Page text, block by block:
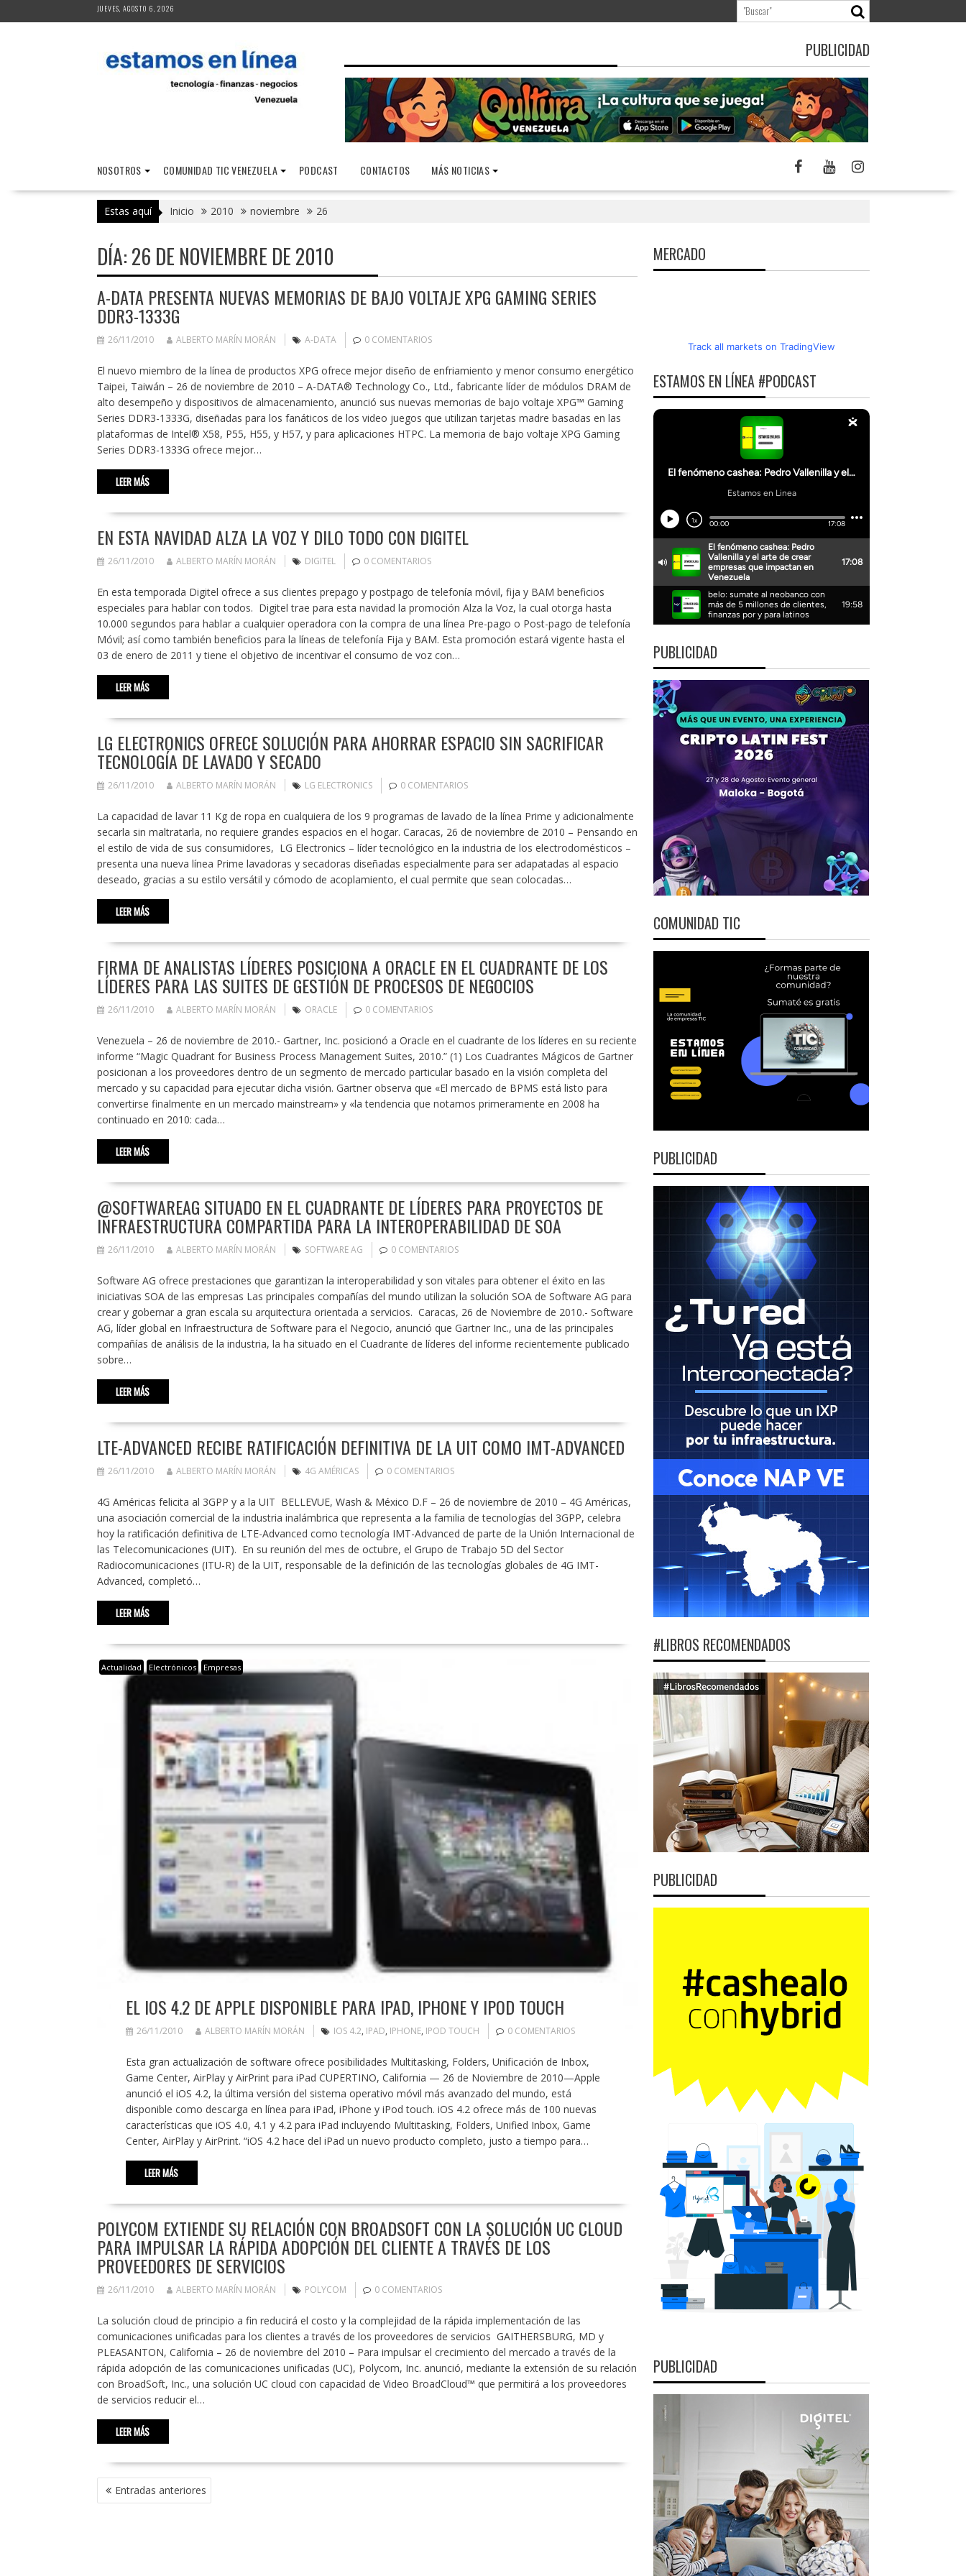
al
JUEVES, AGOSTO 6, 2026
PUBLICIDAD
NOSOTROS COMUNIDAD TIC VENEZUELA PODCAST CONTACTOS MÁS NOTICIAS
Estas aquí Inicio 2010 noviembre 26
DÍA:26 DE NOVIEMBRE DE 2010
A-DATA PRESENTA NUEVAS MEMORIAS DE BAJO VOLTAJE XPG GAMING SERIES
DDR3-1333G
26/11/2010 ALBERTO MARÍN MORÁN A-DATA 0 COMENTARIOS
El nuevo miembro de la línea de productos XPG ofrece mejor diseño de enfriamiento y menor consumo energético
Taipei, Taiwán – 26 de noviembre de 2010 – A-DATA® Technology Co., Ltd., fabricante líder de módulos DRAM de
alto desempeño y dispositivos de almacenamiento, anunció sus nuevas memorias de bajo voltaje XPG™ Gaming
Series DDR3-1333G, diseñadas para los fanáticos de los video juegos que utilizan tarjetas madre basadas en las
plataformas de Intel® X58, P55, H55, y H57, y para aplicaciones HTPC. La memoria de bajo voltaje XPG Gaming
Series DDR3-1333G ofrece mejor…
LEER MÁS
EN ESTA NAVIDAD ALZA LA VOZ Y DILO TODO CON DIGITEL
26/11/2010 ALBERTO MARÍN MORÁN DIGITEL 0 COMENTARIOS
En esta temporada Digitel ofrece a sus clientes prepago y postpago de telefonía móvil, fija y BAM beneficios
especiales para hablar con todos. Digitel trae para esta navidad la promoción Alza la Voz, la cual otorga hasta
10.000 segundos para hablar a cualquier operadora con la compra de una línea Pre-pago o Post-pago de telefonía
Móvil; así como también beneficios para la líneas de telefonía Fija y BAM. Esta promoción estará vigente hasta el
03 de enero de 2011 y tiene el objetivo de incentivar el consumo de voz con…
LEER MÁS
LG ELECTRONICS OFRECE SOLUCIÓN PARA AHORRAR ESPACIO SIN SACRIFICAR
TECNOLOGÍA DE LAVADO Y SECADO
26/11/2010 ALBERTO MARÍN MORÁN LG ELECTRONICS 0 COMENTARIOS
La capacidad de lavar 11 Kg de ropa en cualquiera de los 9 programas de lavado de la línea Prime y adicionalmente
secarla sin maltratarla, no requiere grandes espacios en el hogar. Caracas, 26 de noviembre de 2010 – Pensando en
el estilo de vida de sus consumidores, LG Electronics – líder tecnológico en la industria de los electrodomésticos –
presenta una nueva línea Prime lavadoras y secadoras diseñadas especialmente para ser adapatadas al espacio
deseado, gracias a su estilo versátil y cómodo de acoplamiento, el cual permite que sean colocadas…
LEER MÁS
FIRMA DE ANALISTAS LÍDERES POSICIONA A ORACLE EN EL CUADRANTE DE LOS
LÍDERES PARA LAS SUITES DE GESTIÓN DE PROCESOS DE NEGOCIOS
26/11/2010 ALBERTO MARÍN MORÁN ORACLE 0 COMENTARIOS
Venezuela – 26 de noviembre de 2010.- Gartner, Inc. posicionó a Oracle en el cuadrante de los líderes en su reciente
informe “Magic Quadrant for Business Process Management Suites, 2010.” (1) Los Cuadrantes Mágicos de Gartner
posicionan a los proveedores dentro de un segmento de mercado particular basado en la visión completa del
mercado y su capacidad para ejecutar dicha visión. Gartner observa que «El mercado de BPMS está listo para
convertirse finalmente en un mercado mainstream» y «la tendencia que notamos primeramente en 2008 ha
continuado en 2010: cada…
LEER MÁS
@SOFTWAREAG SITUADO EN EL CUADRANTE DE LÍDERES PARA PROYECTOS DE
INFRAESTRUCTURA COMPARTIDA PARA LA INTEROPERABILIDAD DE SOA
26/11/2010 ALBERTO MARÍN MORÁN SOFTWARE AG 0 COMENTARIOS
Software AG ofrece prestaciones que garantizan la interoperabilidad y son vitales para obtener el éxito en las
iniciativas SOA de las empresas Las principales compañías del mundo utilizan la solución SOA de Software AG para
crear y gobernar a gran escala su arquitectura orientada a servicios. Caracas, 26 de Noviembre de 2010.- Software
AG, líder global en Infraestructura de Software para el Negocio, anunció que Gartner Inc., una de las principales
compañías de análisis de la industria, la ha situado en el Cuadrante de líderes del informe recientemente publicado
sobre…
LEER MÁS
LTE-ADVANCED RECIBE RATIFICACIÓN DEFINITIVA DE LA UIT COMO IMT-ADVANCED
26/11/2010 ALBERTO MARÍN MORÁN 4G AMÉRICAS 0 COMENTARIOS
4G Américas felicita al 3GPP y a la UIT BELLEVUE, Wash & México D.F – 26 de noviembre de 2010 – 4G Américas,
una asociación comercial de la industria inalámbrica que representa a la familia de tecnologías del 3GPP, celebra
hoy la ratificación definitiva de LTE-Advanced como tecnología IMT-Advanced de parte de la Unión Internacional de
las Telecomunicaciones (UIT). En su reunión del mes de octubre, el Grupo de Trabajo 5D del Sector
Radiocomunicaciones (ITU-R) de la UIT, responsable de la definición de las tecnologías globales de 4G IMT-
Advanced, completó…
LEER MÁS
Actualidad Electrónicos Empresas
EL IOS 4.2 DE APPLE DISPONIBLE PARA IPAD, IPHONE Y IPOD TOUCH
26/11/2010 ALBERTO MARÍN MORÁN IOS 4.2, IPAD, IPHONE, IPOD TOUCH 0 COMENTARIOS
Esta gran actualización de software ofrece posibilidades Multitasking, Folders, Unificación de Inbox,
Game Center, AirPlay y AirPrint para iPad CUPERTINO, California — 26 de Noviembre de 2010—Apple
anunció el iOS 4.2, la última versión del sistema operativo móvil más avanzado del mundo, está
disponible como descarga en línea para iPad, iPhone y iPod touch. iOS 4.2 ofrece más de 100 nuevas
características que iOS 4.0, 4.1 y 4.2 para iPad incluyendo Multitasking, Folders, Unified Inbox, Game
Center, AirPlay y AirPrint. “iOS 4.2 hace del iPad un nuevo producto completo, justo a tiempo para…
LEER MÁS
POLYCOM EXTIENDE SU RELACIÓN CON BROADSOFT CON LA SOLUCIÓN UC CLOUD
PARA IMPULSAR LA RÁPIDA ADOPCIÓN DEL CLIENTE A TRAVÉS DE LOS
PROVEEDORES DE SERVICIOS
26/11/2010 ALBERTO MARÍN MORÁN POLYCOM 0 COMENTARIOS
La solución cloud de principio a fin reducirá el costo y la complejidad de la rápida implementación de las
comunicaciones unificadas para los clientes a través de los proveedores de servicios GAITHERSBURG, MD y
PLEASANTON, California – 26 de noviembre del 2010 – Para impulsar el crecimiento del mercado a través de la
rápida adopción de las comunicaciones unificadas (UC), Polycom, Inc. anunció, mediante la extensión de su relación
con BroadSoft, Inc., una solución UC cloud con capacidad de Video BroadCloud™ que permitirá a los proveedores
de servicios reducir el…
LEER MÁS
NAVEGACIÓN
DE Entradas anteriores
MERCADO
Track all markets on TradingView
ESTAMOS EN LÍNEA #PODCAST
PUBLICIDAD
COMUNIDAD TIC
PUBLICIDAD
#LIBROS RECOMENDADOS
PUBLICIDAD
PUBLICIDAD